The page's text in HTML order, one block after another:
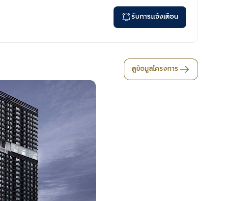
รับการแจ้งเตือน
ดูข้อมูลโครงการ